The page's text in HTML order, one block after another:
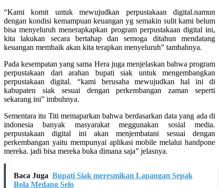
“Kami komit untuk mewujudkan perpustakaan digital.namun
dengan kondisi kemampuan keuangan yg semakin sulit kami belum
bisa menyeluruh menerapkapkan program perpustakaan digital ini,
kita lakukan secara bertahap dan semoga ditahun mendatang
keuangan membaik akan kita terapkan menyeluruh” tambahnya.
Pada kesempatan yang sama Hera juga menjelaskan bahwa program
perpustakaan dari arahan bupati siak untuk mengembangkan
perpustakaan digital. “kami berusaha mewujudkan hal ini di
kabupaten siak sesuai dengan perkembangan zaman seperti
sekarang ini” imbuhnya.
Sementara itu Titi memaparkan bahwa berdasarkan data yang ada di
indonesia banyak masyarakat meggunakan sosial media.
perpustakaan digital ini akan menjembatani sesuai dengan
perkembangan yaitu mempunyai aplikasi mobile melalui handpone
mereka. jadi bisa mereka buka dimana saja” jelasnya.
Baca Juga Bupati Siak meresmikan Lapangan Sepak
Bola Medang Selo